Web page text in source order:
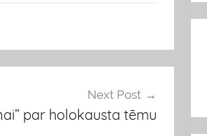
Next Post
par holokausta tēmu